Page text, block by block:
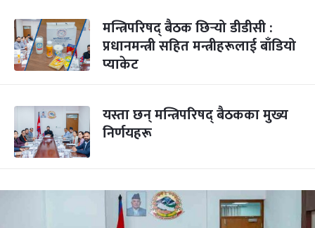
मन्त्रिपरिषद् बैठक छिर्‍यो डीडीसी :
प्रधानमन्त्री सहित मन्त्रीहरूलाई बाँडियो
प्याकेट
यस्ता छन् मन्त्रिपरिषद् बैठकका मुख्य
निर्णयहरू